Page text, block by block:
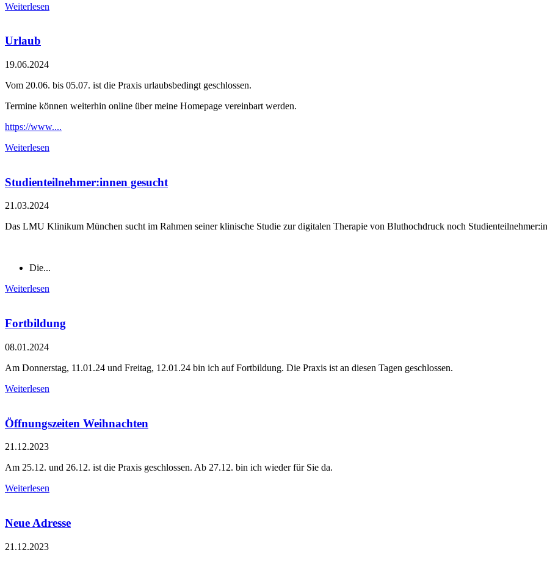
Weiterlesen
Urlaub
19.06.2024
Vom 20.06. bis 05.07. ist die Praxis urlaubsbedingt geschlossen.
Termine können weiterhin online über meine Homepage vereinbart werden.
https://www....
Weiterlesen
Studienteilnehmer:innen gesucht
21.03.2024
Das LMU Klinikum München sucht im Rahmen seiner klinische Studie zur digitalen Therapie von Bluthochdruck noch
Die...
Weiterlesen
Fortbildung
08.01.2024
Am Donnerstag, 11.01.24 und Freitag, 12.01.24 bin ich auf Fortbildung. Die Praxis ist an diesen Tagen geschlossen.
Weiterlesen
Öffnungszeiten Weihnachten
21.12.2023
Am 25.12. und 26.12. ist die Praxis geschlossen. Ab 27.12. bin ich wieder für Sie da.
Weiterlesen
Neue Adresse
21.12.2023